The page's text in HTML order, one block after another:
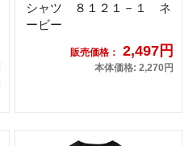
シャツ ８１２１－１ ネ
ービー
販売価格： 2,497円
本体価格: 2,270円